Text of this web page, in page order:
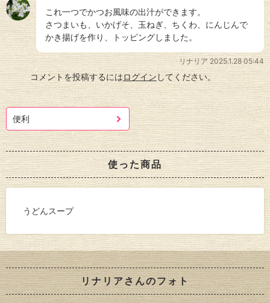
これ一つでかつお風味の出汁ができます。
さつまいも、いかげそ、玉ねぎ、ちくわ、にんじんで
かき揚げを作り、トッピングしました。
リナリア2025.1.28 05:44
コメントを投稿するにはログインしてください。
便利
使った商品
うどんスープ
リナリアさんのフォト